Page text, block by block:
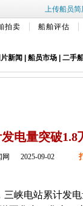
上传船员
拍卖 船舶评估
新闻 船员市场 二手
电量突破1.8
网 2025-09-02
电站累计发